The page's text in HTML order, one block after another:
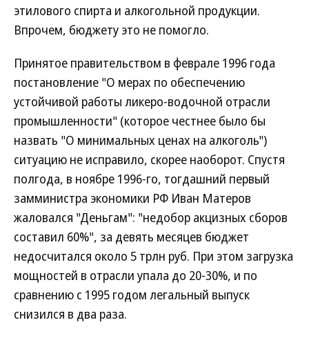
этилового спирта и алкогольной продукции.
Впрочем, бюджету это не помогло.
Принятое правительством в феврале 1996 года
постановление "О мерах по обеспечению
устойчивой работы ликеро-водочной отрасли
промышленности" (которое честнее было бы
назвать "О минимальных ценах на алкоголь")
ситуацию не исправило, скорее наоборот. Спустя
полгода, в ноябре 1996-го, тогдашний первый
замминистра экономики РФ Иван Матеров
жаловался "Деньгам": "недобор акцизных сборов
составил 60%", за девять месяцев бюджет
недосчитался около 5 трлн руб. При этом загрузка
мощностей в отрасли упала до 20-30%, и по
сравнению с 1995 годом легальный выпуск
снизился в два раза.